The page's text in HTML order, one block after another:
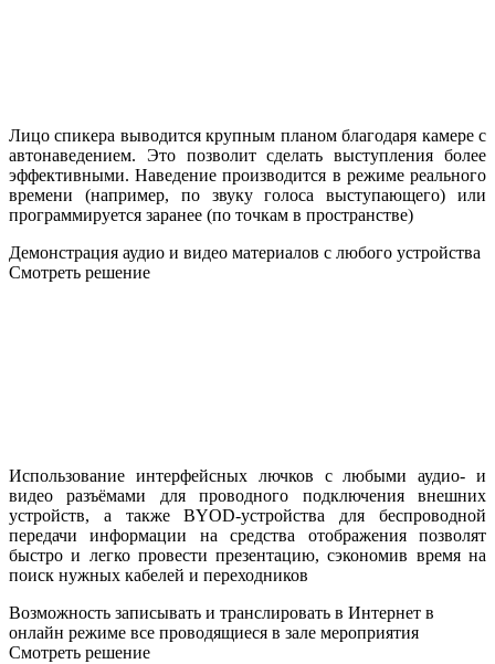
Лицо спикера выводится крупным планом благодаря камере с
автонаведением. Это позволит сделать выступления более
эффективными. Наведение производится в режиме реального
времени (например, по звуку голоса выступающего) или
программируется заранее (по точкам в пространстве)
Демонстрация аудио и видео материалов с любого устройства
Смотреть решение
Использование интерфейсных лючков с любыми аудио- и
видео разъёмами для проводного подключения внешних
устройств, а также BYOD-устройства для беспроводной
передачи информации на средства отображения позволят
быстро и легко провести презентацию, сэкономив время на
поиск нужных кабелей и переходников
Возможность записывать и транслировать в Интернет в
онлайн режиме все проводящиеся в зале мероприятия
Смотреть решение